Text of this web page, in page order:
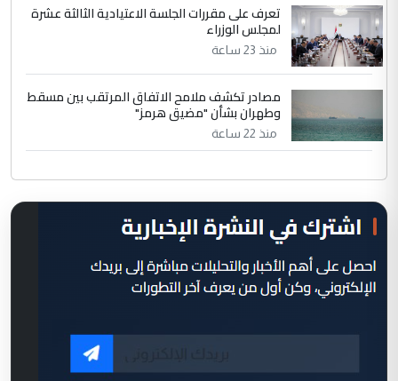
تعرف على مقررات الجلسة الاعتيادية الثالثة عشرة
لمجلس الوزراء
منذ 23 ساعة
مصادر تكشف ملامح الاتفاق المرتقب بين مسقط
وطهران بشأن "مضيق هرمز"
منذ 22 ساعة